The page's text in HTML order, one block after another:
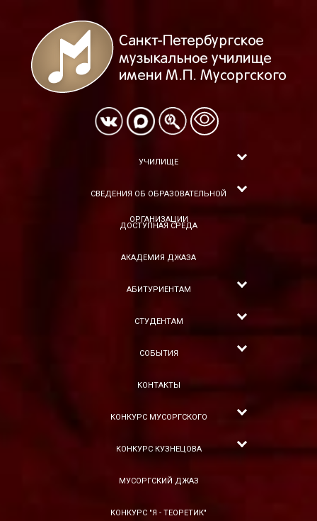
УЧИЛИЩЕ
СВЕДЕНИЯ ОБ ОБРАЗОВАТЕЛЬНОЙ
ОРГАНИЗАЦИИ
ДОСТУПНАЯ СРЕДА
АКАДЕМИЯ ДЖАЗА
АБИТУРИЕНТАМ
СТУДЕНТАМ
СОБЫТИЯ
КОНТАКТЫ
КОНКУРС МУСОРГСКОГО
КОНКУРС КУЗНЕЦОВА
МУСОРГСКИЙ ДЖАЗ
КОНКУРС "Я - ТЕОРЕТИК"